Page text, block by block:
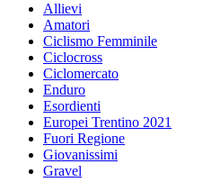
Allievi
Amatori
Ciclismo Femminile
Ciclocross
Ciclomercato
Enduro
Esordienti
Europei Trentino 2021
Fuori Regione
Giovanissimi
Gravel